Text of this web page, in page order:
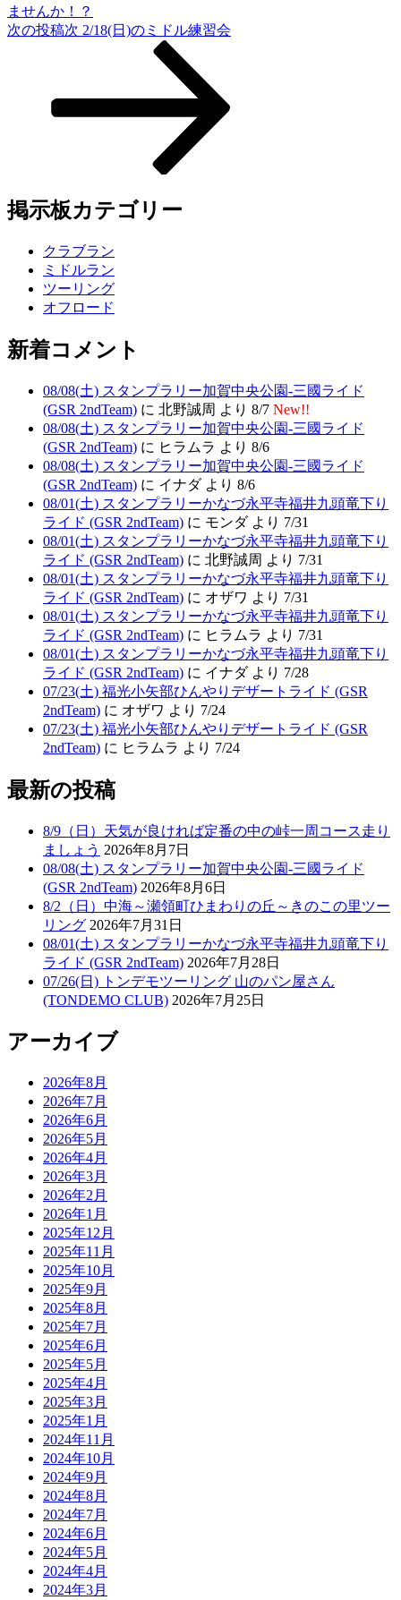
ませんか！？
次の投稿次 2/18(日)のミドル練習会
掲示板カテゴリー
クラブラン
ミドルラン
ツーリング
オフロード
新着コメント
08/08(土) スタンプラリー加賀中央公園-三國ライド
(GSR 2ndTeam) に 北野誠周 より 8/7 New!!
08/08(土) スタンプラリー加賀中央公園-三國ライド
(GSR 2ndTeam) に ヒラムラ より 8/6
08/08(土) スタンプラリー加賀中央公園-三國ライド
(GSR 2ndTeam) に イナダ より 8/6
08/01(土) スタンプラリーかなづ永平寺福井九頭竜下り
ライド (GSR 2ndTeam) に モンダ より 7/31
08/01(土) スタンプラリーかなづ永平寺福井九頭竜下り
ライド (GSR 2ndTeam) に 北野誠周 より 7/31
08/01(土) スタンプラリーかなづ永平寺福井九頭竜下り
ライド (GSR 2ndTeam) に オザワ より 7/31
08/01(土) スタンプラリーかなづ永平寺福井九頭竜下り
ライド (GSR 2ndTeam) に ヒラムラ より 7/31
08/01(土) スタンプラリーかなづ永平寺福井九頭竜下り
ライド (GSR 2ndTeam) に イナダ より 7/28
07/23(土) 福光小矢部ひんやりデザートライド (GSR
2ndTeam) に オザワ より 7/24
07/23(土) 福光小矢部ひんやりデザートライド (GSR
2ndTeam) に ヒラムラ より 7/24
最新の投稿
8/9（日）天気が良ければ定番の中の峠一周コース走り
ましょう 2026年8月7日
08/08(土) スタンプラリー加賀中央公園-三國ライド
(GSR 2ndTeam) 2026年8月6日
8/2（日）中海～瀬領町ひまわりの丘～きのこの里ツー
リング 2026年7月31日
08/01(土) スタンプラリーかなづ永平寺福井九頭竜下り
ライド (GSR 2ndTeam) 2026年7月28日
07/26(日) トンデモツーリング 山のパン屋さん
(TONDEMO CLUB) 2026年7月25日
アーカイブ
2026年8月
2026年7月
2026年6月
2026年5月
2026年4月
2026年3月
2026年2月
2026年1月
2025年12月
2025年11月
2025年10月
2025年9月
2025年8月
2025年7月
2025年6月
2025年5月
2025年4月
2025年3月
2025年1月
2024年11月
2024年10月
2024年9月
2024年8月
2024年7月
2024年6月
2024年5月
2024年4月
2024年3月